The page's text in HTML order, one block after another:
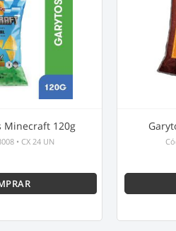
Minecraft 120g
•CX 24 UN